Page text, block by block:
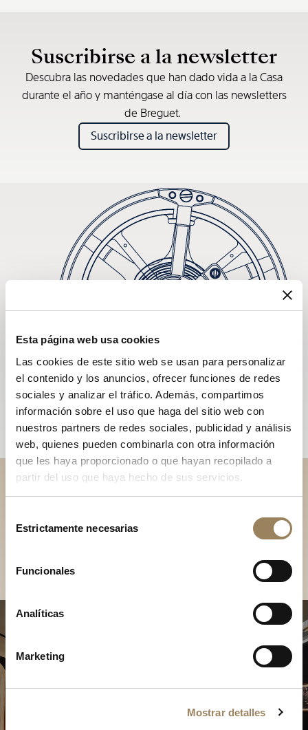
Esta página web usa cookies
Las cookies de este sitio web se usan para personalizar
el contenido y los anuncios, ofrecer funciones de redes
sociales y analizar el tráfico. Además, compartimos
información sobre el uso que haga del sitio web con
nuestros partners de redes sociales, publicidad y análisis
web, quienes pueden combinarla con otra información
que les haya proporcionado o que hayan recopilado a
partir del uso que haya hecho de sus servicios.
Estrictamente necesarias
Funcionales
Analíticas
Marketing
Mostrar detalles
Suscribirse a la newsletter
Descubra las novedades que han dado vida a la Casa
durante el año y manténgase al día con las newsletters
de Breguet.
Suscribirse a la newsletter
Descubra nuestras
colecciones en boutique